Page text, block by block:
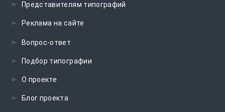
Представителям типографий
Реклама на сайте
Вопрос-ответ
Подбор типографии
О проекте
Блог проекта